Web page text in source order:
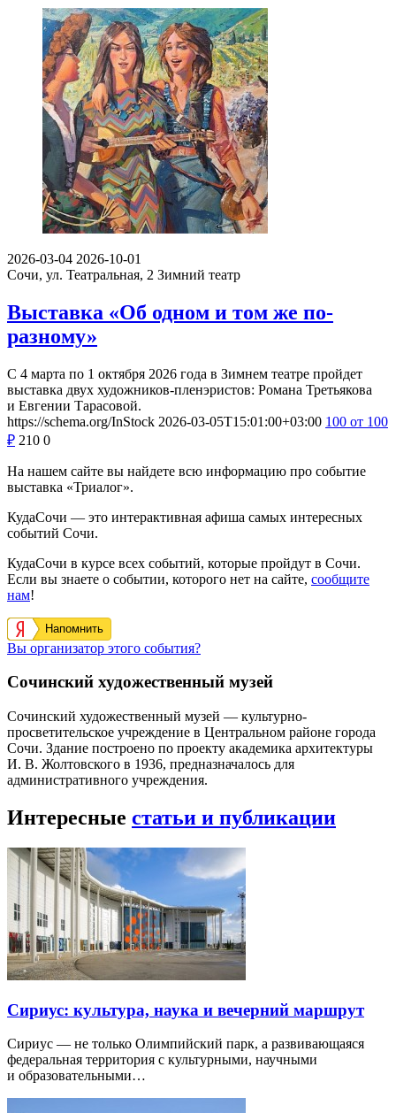
2026-03-04 2026-10-01
Сочи, ул. Театральная, 2 Зимний театр
Выставка «Об одном и том же по-
разному»
С 4 марта по 1 октября 2026 года в Зимнем театре пройдет
выставка двух художников-пленэристов: Романа Третьякова
и Евгении Тарасовой.
https://schema.org/InStock 2026-03-05T15:01:00+03:00 100 от 100
₽ 210 0
На нашем сайте вы найдете всю информацию про событие
выставка «Триалог».
КудаСочи — это интерактивная афиша самых интересных
событий Сочи.
КудаСочи в курсе всех событий, которые пройдут в Сочи.
Если вы знаете о событии, которого нет на сайте, сообщите
нам!
Напомнить
Вы организатор этого события?
Сочинский художественный музей
Сочинский художественный музей — культурно-
просветительское учреждение в Центральном районе города
Сочи. Здание построено по проекту академика архитектуры
И. В. Жолтовского в 1936, предназначалось для
административного учреждения.
Интересные статьи и публикации
Сириус: культура, наука и вечерний маршрут
Сириус — не только Олимпийский парк, а развивающаяся
федеральная территория с культурными, научными
и образовательными…